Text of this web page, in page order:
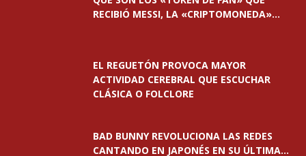
RECIBIÓ MESSI, LA «CRIPTOMONEDA»...
EL REGUETÓN PROVOCA MAYOR
ACTIVIDAD CEREBRAL QUE ESCUCHAR
CLÁSICA O FOLCLORE
BAD BUNNY REVOLUCIONA LAS REDES
CANTANDO EN JAPONÉS EN SU ÚLTIMA...